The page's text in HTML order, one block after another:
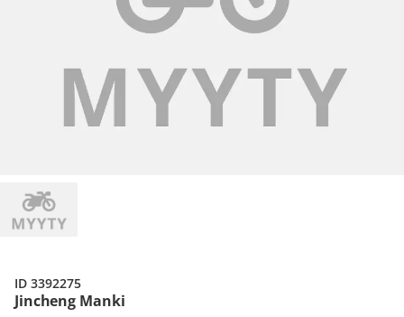
Jincheng Manki
ID 3392275